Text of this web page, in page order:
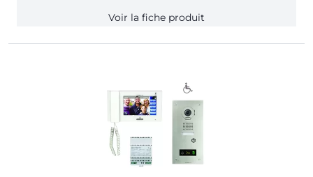
Voir la fiche produit